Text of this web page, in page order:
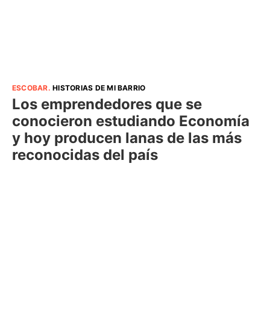
ESCOBAR.HISTORIAS DE MI BARRIO
Los emprendedores que se
conocieron estudiando Economía
y hoy producen lanas de las más
reconocidas del país